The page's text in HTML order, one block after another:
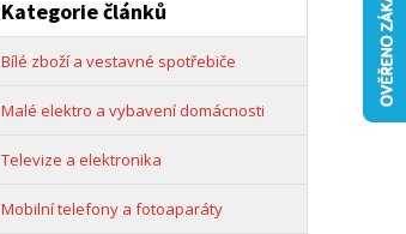
Kategorie článků
Bílé zboží a vestavné spotřebiče
Malé elektro a vybavení domácnosti
Televize a elektronika
Mobilní telefony a fotoaparáty